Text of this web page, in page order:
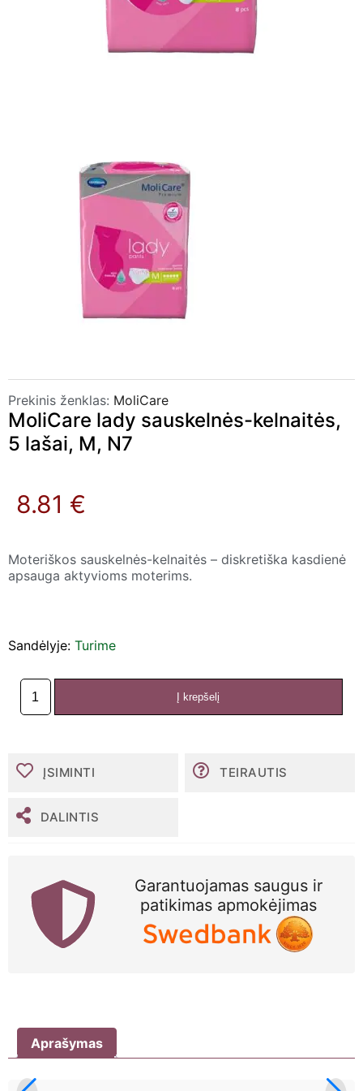
Prekinis ženklas: MoliCare
MoliCare lady sauskelnės-kelnaitės,
5 lašai, M, N7
8.81 €
Moteriškos sauskelnės-kelnaitės – diskretiška kasdienė
apsauga aktyvioms moterims.
Sandėlyje: Turime
produkto
kiekis:
sauskelnės-
lašai,
Į krepšelį
ĮSIMINTI TEIRAUTIS
DALINTIS
Garantuojamas saugus ir
patikimas apmokėjimas
Aprašymas